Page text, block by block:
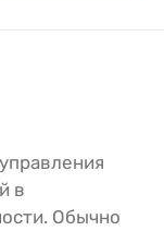
в
Обычно